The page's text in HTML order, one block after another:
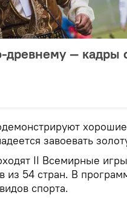
древнему — кадры
хорошие
завоевать
II Всемирные игры
из 54 стран. В
спорта.